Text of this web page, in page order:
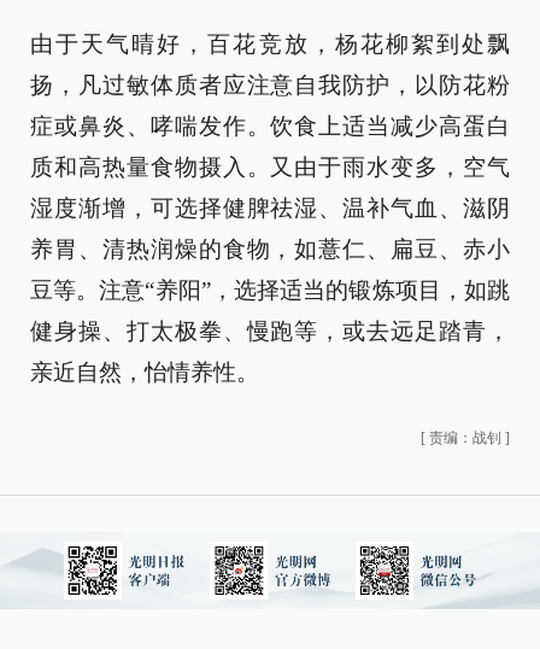
由于天气晴好，百花竞放，杨花柳絮到处飘
扬，凡过敏体质者应注意自我防护，以防花粉
症或鼻炎、哮喘发作。饮食上适当减少高蛋白
质和高热量食物摄入。又由于雨水变多，空气
湿度渐增，可选择健脾祛湿、温补气血、滋阴
养胃、清热润燥的食物，如薏仁、扁豆、赤小
豆等。注意“养阳”，选择适当的锻炼项目，如跳
健身操、打太极拳、慢跑等，或去远足踏青，
亲近自然，怡情养性。
[ 责编：战钊 ]